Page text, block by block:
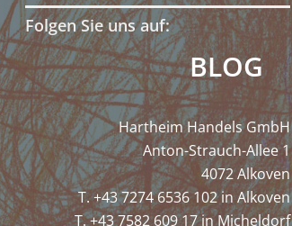
Folgen Sie uns auf:
BLOG
Hartheim Handels GmbH
Anton-Strauch-Allee 1
4072 Alkoven
T. +43 7274 6536 102 in Alkoven
T. +43 7582 609 17 in Micheldorf